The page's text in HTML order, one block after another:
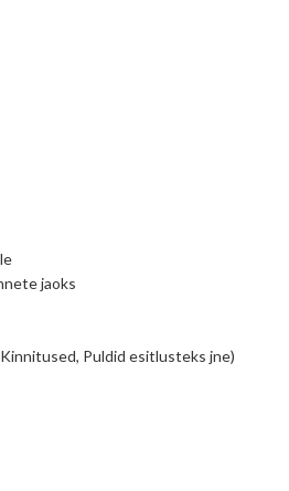
jaoks
Puldid esitlusteks jne)